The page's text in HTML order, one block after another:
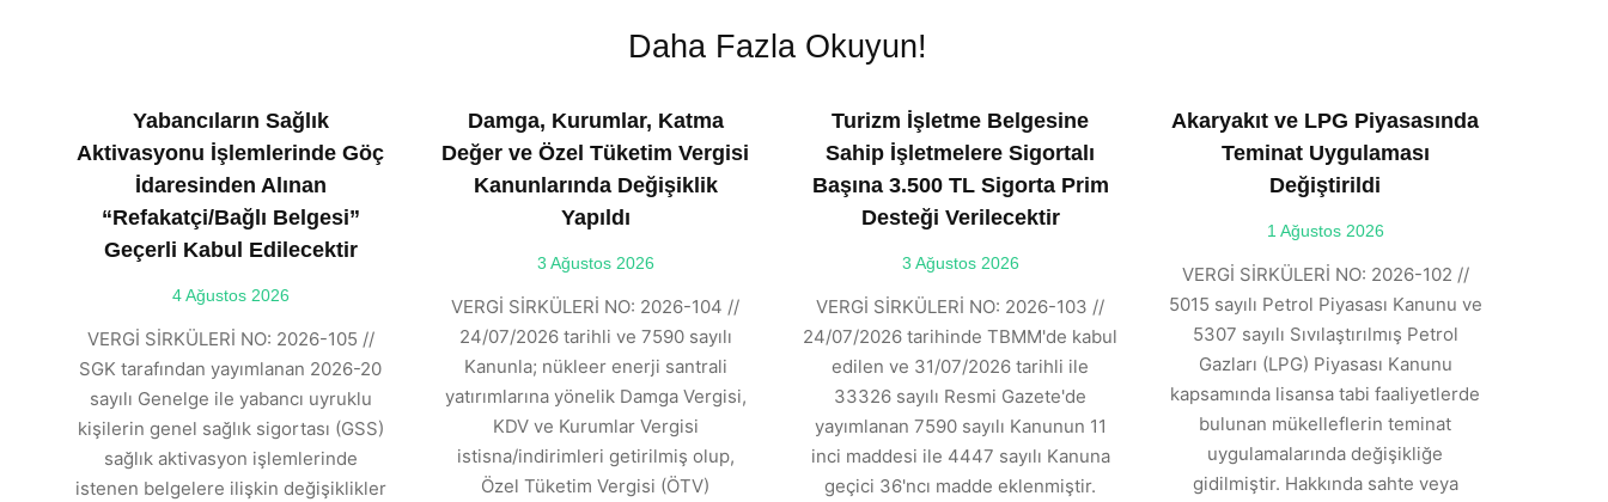
Daha Fazla Okuyun!
Yabancıların Sağlık
Aktivasyonu İşlemlerinde Göç
İdaresinden Alınan
“Refakatçi/Bağlı Belgesi”
Geçerli Kabul Edilecektir
4 Ağustos 2026
VERGİ SİRKÜLERİ NO: 2026-105 //
SGK tarafından yayımlanan 2026-20
sayılı Genelge ile yabancı uyruklu
kişilerin genel sağlık sigortası (GSS)
sağlık aktivasyon işlemlerinde
istenen belgelere ilişkin değişiklikler
Damga, Kurumlar, Katma
Değer ve Özel Tüketim Vergisi
Kanunlarında Değişiklik
Yapıldı
3 Ağustos 2026
VERGİ SİRKÜLERİ NO: 2026-104 //
24/07/2026 tarihli ve 7590 sayılı
Kanunla; nükleer enerji santrali
yatırımlarına yönelik Damga Vergisi,
KDV ve Kurumlar Vergisi
istisna/indirimleri getirilmiş olup,
Özel Tüketim Vergisi (ÖTV)
Turizm İşletme Belgesine
Sahip İşletmelere Sigortalı
Başına 3.500 TL Sigorta Prim
Desteği Verilecektir
3 Ağustos 2026
VERGİ SİRKÜLERİ NO: 2026-103 //
24/07/2026 tarihinde TBMM'de kabul
edilen ve 31/07/2026 tarihli ile
33326 sayılı Resmi Gazete'de
yayımlanan 7590 sayılı Kanunun 11
inci maddesi ile 4447 sayılı Kanuna
geçici 36'ncı madde eklenmiştir.
Akaryakıt ve LPG Piyasasında
Teminat Uygulaması
Değiştirildi
1 Ağustos 2026
VERGİ SİRKÜLERİ NO: 2026-102 //
5015 sayılı Petrol Piyasası Kanunu ve
5307 sayılı Sıvılaştırılmış Petrol
Gazları (LPG) Piyasası Kanunu
kapsamında lisansa tabi faaliyetlerde
bulunan mükelleflerin teminat
uygulamalarında değişikliğe
gidilmiştir. Hakkında sahte veya